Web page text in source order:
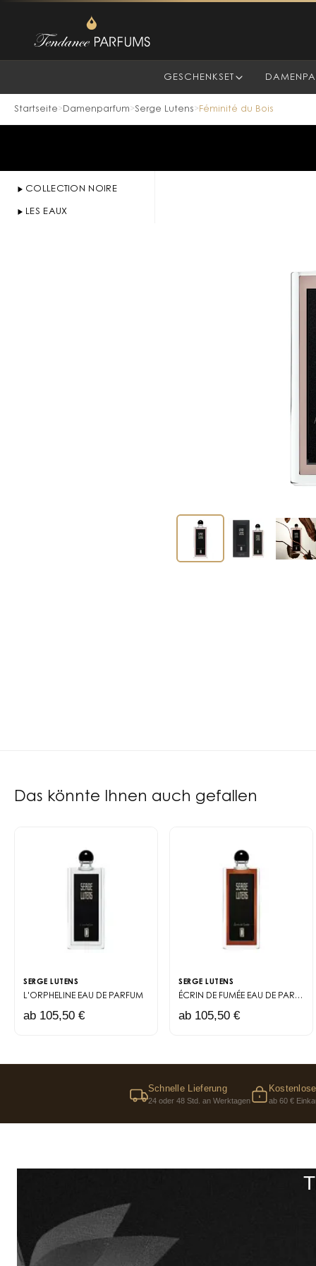
GESCHENKSET
Startseite> Damenparfum>Serge Lutens> Féminité du Bois
COLLECTION NOIRE
LES EAUX
Das könnte Ihnen auch gefallen
SERGE LUTENS
L'ORPHELINE EAU DE PARFUM
ab 105,50 €
SERGE LUTENS
ÉCRIN DE FUMÉE EAU DE PARFUM
ab 105,50 €
Schnelle Lieferung
24 oder 48 Std. an Werktagen ab 60 €